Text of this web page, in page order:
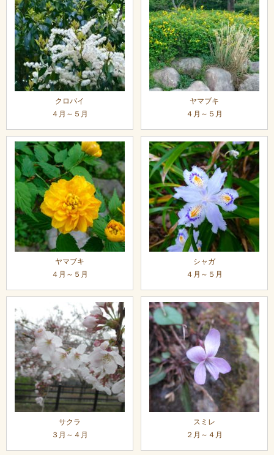
クロバイ
４月～５月
ヤマブキ
４月～５月
ヤマブキ
４月～５月
シャガ
４月～５月
サクラ
３月～４月
スミレ
２月～４月